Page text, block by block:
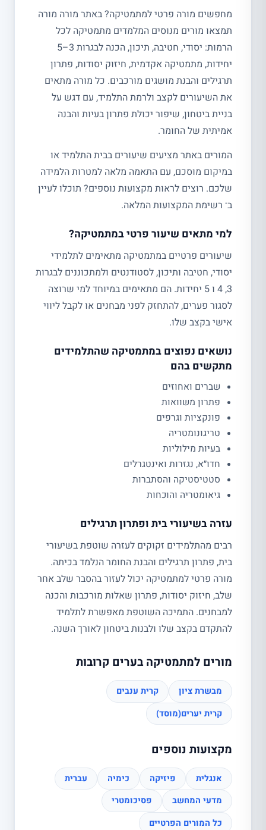
מחפשים מורה פרטי למתמטיקה? באתר מורה מורה
תמצאו מורים מנוסים המלמדים מתמטיקה לכל
הרמות: יסודי, חטיבה, תיכון, הכנה לבגרות 3–5
יחידות, מתמטיקה אקדמית, חיזוק יסודות, פתרון
תרגילים והבנת מושגים מורכבים. כל מורה מתאים
את השיעורים לקצב ולרמת התלמיד, עם דגש על
בניית ביטחון, שיפור יכולת פתרון בעיות והבנה
אמיתית של החומר.
המורים באתר מציעים שיעורים בבית התלמיד או
במיקום מוסכם, עם התאמה מלאה למטרות הלמידה
שלכם. רוצים לראות מקצועות נוספים? תוכלו לעיין
ב־ רשימת המקצועות המלאה.
למי מתאים שיעור פרטי במתמטיקה?
שיעורים פרטיים במתמטיקה מתאימים לתלמידי
יסודי, חטיבה ותיכון, לסטודנטים ולמתכוננים לבגרות
3, 4 ו 5 יחידות. הם מתאימים במיוחד למי שרוצה
לסגור פערים, להתחזק לפני מבחנים או לקבל ליווי
אישי בקצב שלו.
נושאים נפוצים במתמטיקה שהתלמידים
מתקשים בהם
שברים ואחוזים
פתרון משוואות
פונקציות וגרפים
טריגונומטריה
בעיות מילוליות
חדו״א, נגזרות ואינטגרלים
סטטיסטיקה והסתברות
גיאומטריה והוכחות
עזרה בשיעורי בית ופתרון תרגילים
רבים מהתלמידים זקוקים לעזרה שוטפת בשיעורי
בית, פתרון תרגילים והבנת החומר הנלמד בכיתה.
מורה פרטי למתמטיקה יכול לעזור בהסבר שלב אחר
שלב, חיזוק יסודות, פתרון שאלות מורכבות והכנה
למבחנים. התמיכה השוטפת מאפשרת לתלמיד
להתקדם בקצב שלו ולבנות ביטחון לאורך השנה.
מורים למתמטיקה בערים קרובות
מבשרת ציון
קרית ענבים
קרית יערים(מוסד)
מקצועות נוספים
אנגלית פיזיקה כימיה
עברית
מדעי המחשב
פסיכומטרי
כל המורים הפרטיים